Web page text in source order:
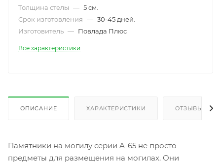
Толщина стелы — 5 см.
Срок изготовления — 30-45 дней.
Изготовитель — Повлада Плюс
Все характеристики
ОПИСАНИЕ ХАРАКТЕРИСТИКИ ОТЗЫВЫ
Памятники на могилу серии A-65 не просто
предметы для размещения на могилах. Они